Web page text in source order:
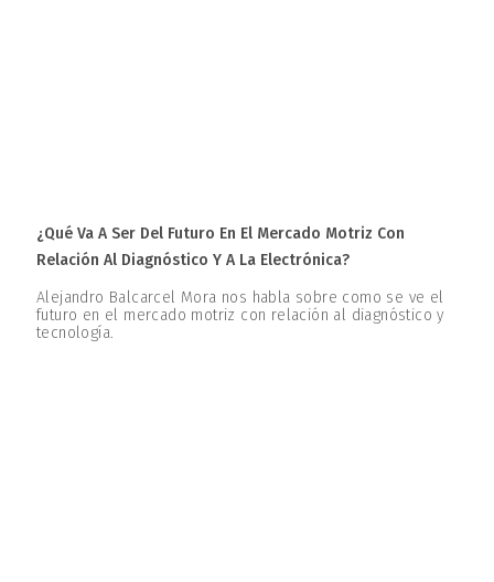
¿Qué Va A Ser Del Futuro En El Mercado Motriz Con
Relación Al Diagnóstico Y A La Electrónica?
Alejandro Balcarcel Mora nos habla sobre como se ve el
futuro en el mercado motriz con relación al diagnóstico y
tecnología.